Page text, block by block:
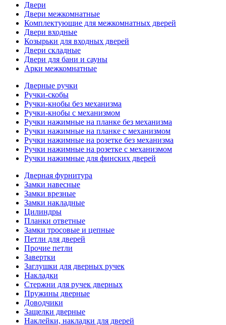
Двери
Двери межкомнатные
Комплектующие для межкомнатных дверей
Двери входные
Козырьки для входных дверей
Двери складные
Двери для бани и сауны
Арки межкомнатные
Дверные ручки
Ручки-скобы
Ручки-кнобы без механизма
Ручки-кнобы с механизмом
Ручки нажимные на планке без механизма
Ручки нажимные на планке с механизмом
Ручки нажимные на розетке без механизма
Ручки нажимные на розетке с механизмом
Ручки нажимные для финских дверей
Дверная фурнитура
Замки навесные
Замки врезные
Замки накладные
Цилиндры
Планки ответные
Замки тросовые и цепные
Петли для дверей
Прочие петли
Завертки
Заглушки для дверных ручек
Накладки
Стержни для ручек дверных
Пружины дверные
Доводчики
Защелки дверные
Наклейки, накладки для дверей